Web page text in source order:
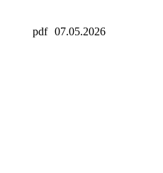
pdf 07.05.2026